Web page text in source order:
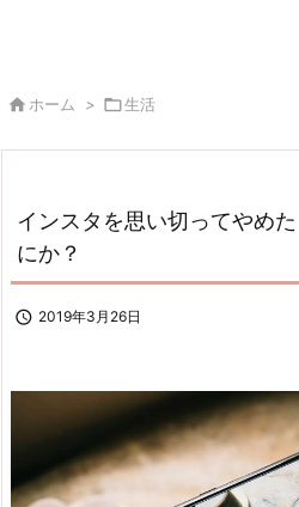
 ホーム > 生活
インスタを思い切ってやめ
にか？
 2019年3月26日